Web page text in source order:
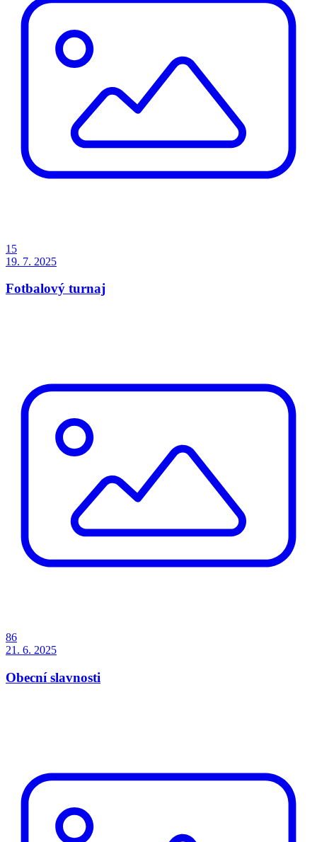
15
19. 7. 2025
Fotbalový turnaj
86
21. 6. 2025
Obecní slavnosti